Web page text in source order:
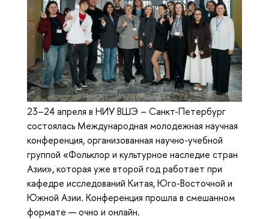
23–24 апреля в НИУ ВШЭ – Санкт-Петербург
состоялась Международная молодежная научная
конференция, организованная научно-учебной
группой «Фольклор и культурное наследие стран
Азии», которая уже второй год работает при
кафедре исследований Китая, Юго-Восточной и
Южной Азии. Конференция прошла в смешанном
формате — очно и онлайн.